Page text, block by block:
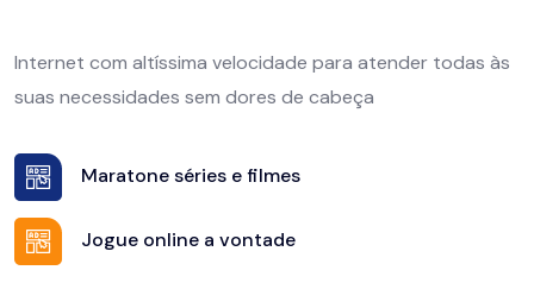
Internet com altíssima velocidade para atender todas às
suas necessidades sem dores de cabeça
Maratone séries e filmes
Jogue online a vontade